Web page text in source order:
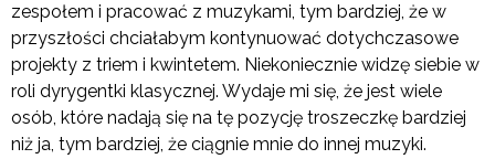
zespołem i pracować z muzykami, tym bardziej, że w
przyszłości chciałabym kontynuować dotychczasowe
projekty z triem i kwintetem. Niekoniecznie widzę siebie w
roli dyrygentki klasycznej. Wydaje mi się, że jest wiele
osób, które nadają się na tę pozycję troszeczkę bardziej
niż ja, tym bardziej, że ciągnie mnie do innej muzyki.